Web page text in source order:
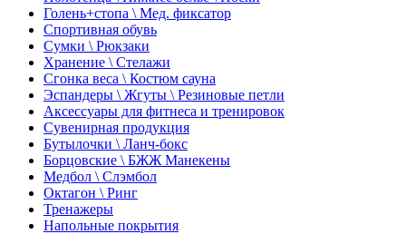
Голень+стопа \ Мед. фиксатор
Спортивная обувь
Сумки \ Рюкзаки
Хранение \ Стелажи
Сгонка веса \ Костюм сауна
Эспандеры \ Жгуты \ Резиновые петли
Аксессуары для фитнеса и тренировок
Сувенирная продукция
Бутылочки \ Ланч-бокс
Борцовские \ БЖЖ Манекены
Медбол \ Слэмбол
Октагон \ Ринг
Тренажеры
Напольные покрытия